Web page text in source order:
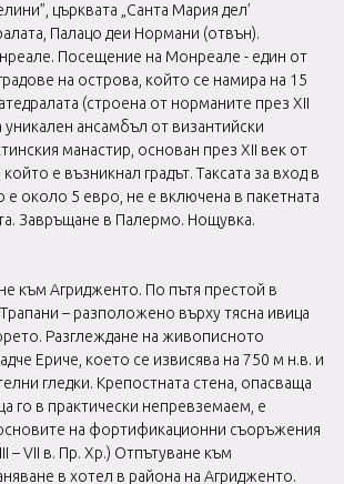
църквата „Санта Мария дел’
Палацо деи Нормани (отвън).
Посещение на Монреале - един от
на острова, който се намира на 15
(строена от норманите през XII
уникален ансамбъл от византийски
манастир, основан през XII век от
е възникнал градът. Таксата за вход в
е около 5 евро, не е включена в пакетната
Завръщане в Палермо. Нощувка.
към Агридженто. По пътя престой в
– разположено върху тясна ивица
Разглеждане на живописното
Ериче, което се извисява на 750 м н.в. и
гледки. Крепостната стена, опасваща
го в практически непревземаем, е
на фортификационни съоръжения
– VII в. Пр. Хр.) Отпътуване към
в хотел в района на Агридженто.